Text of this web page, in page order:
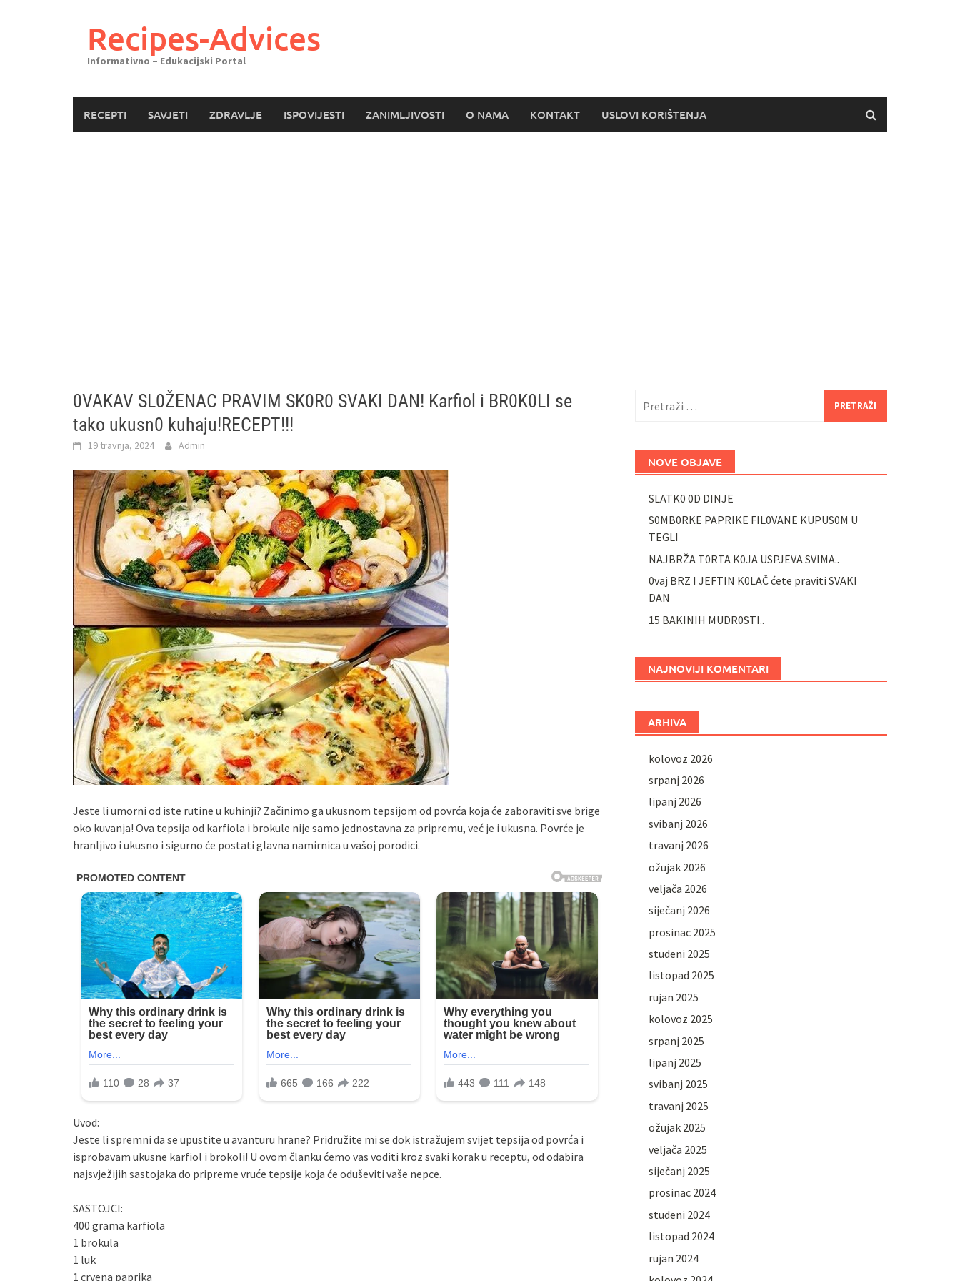
Recipes-Advices
Informativno – Edukacijski Portal
RECEPTI SAVJETI ZDRAVLJE ISPOVIJESTI ZANIMLJIVOSTI O NAMA KONTAKT USLOVI KORIŠTENJA
0VAKAV SL0ŽENAC PRAVIM SK0R0 SVAKI DAN! Karfiol i BR0K0LI se
tako ukusn0 kuhaju!RECEPT!!!
19 travnja, 2024 Admin
Jeste li umorni od iste rutine u kuhinji? Začinimo ga ukusnom tepsijom od povrća koja će zaboraviti sve brige
oko kuvanja! Ova tepsija od karfiola i brokule nije samo jednostavna za pripremu, već je i ukusna. Povrće je
hranljivo i ukusno i sigurno će postati glavna namirnica u vašoj porodici.
Uvod:
Jeste li spremni da se upustite u avanturu hrane? Pridružite mi se dok istražujem svijet tepsija od povrća i
isprobavam ukusne karfiol i brokoli! U ovom članku ćemo vas voditi kroz svaki korak u receptu, od odabira
najsvježijih sastojaka do pripreme vruće tepsije koja će oduševiti vaše nepce.
SASTOJCI:
400 grama karfiola
1 brokula
1 luk
1 crvena paprika
NOVE OBJAVE
SLATK0 0D DINJE
S0MB0RKE PAPRIKE FIL0VANE KUPUS0M U
TEGLI
NAJBRŽA T0RTA K0JA USPJEVA SVIMA..
0vaj BRZ I JEFTIN K0LAČ ćete praviti SVAKI
DAN
15 BAKINIH MUDR0STI..
NAJNOVIJI KOMENTARI
ARHIVA
kolovoz 2026
srpanj 2026
lipanj 2026
svibanj 2026
travanj 2026
ožujak 2026
veljača 2026
siječanj 2026
prosinac 2025
studeni 2025
listopad 2025
rujan 2025
kolovoz 2025
srpanj 2025
lipanj 2025
svibanj 2025
travanj 2025
ožujak 2025
veljača 2025
siječanj 2025
prosinac 2024
studeni 2024
listopad 2024
rujan 2024